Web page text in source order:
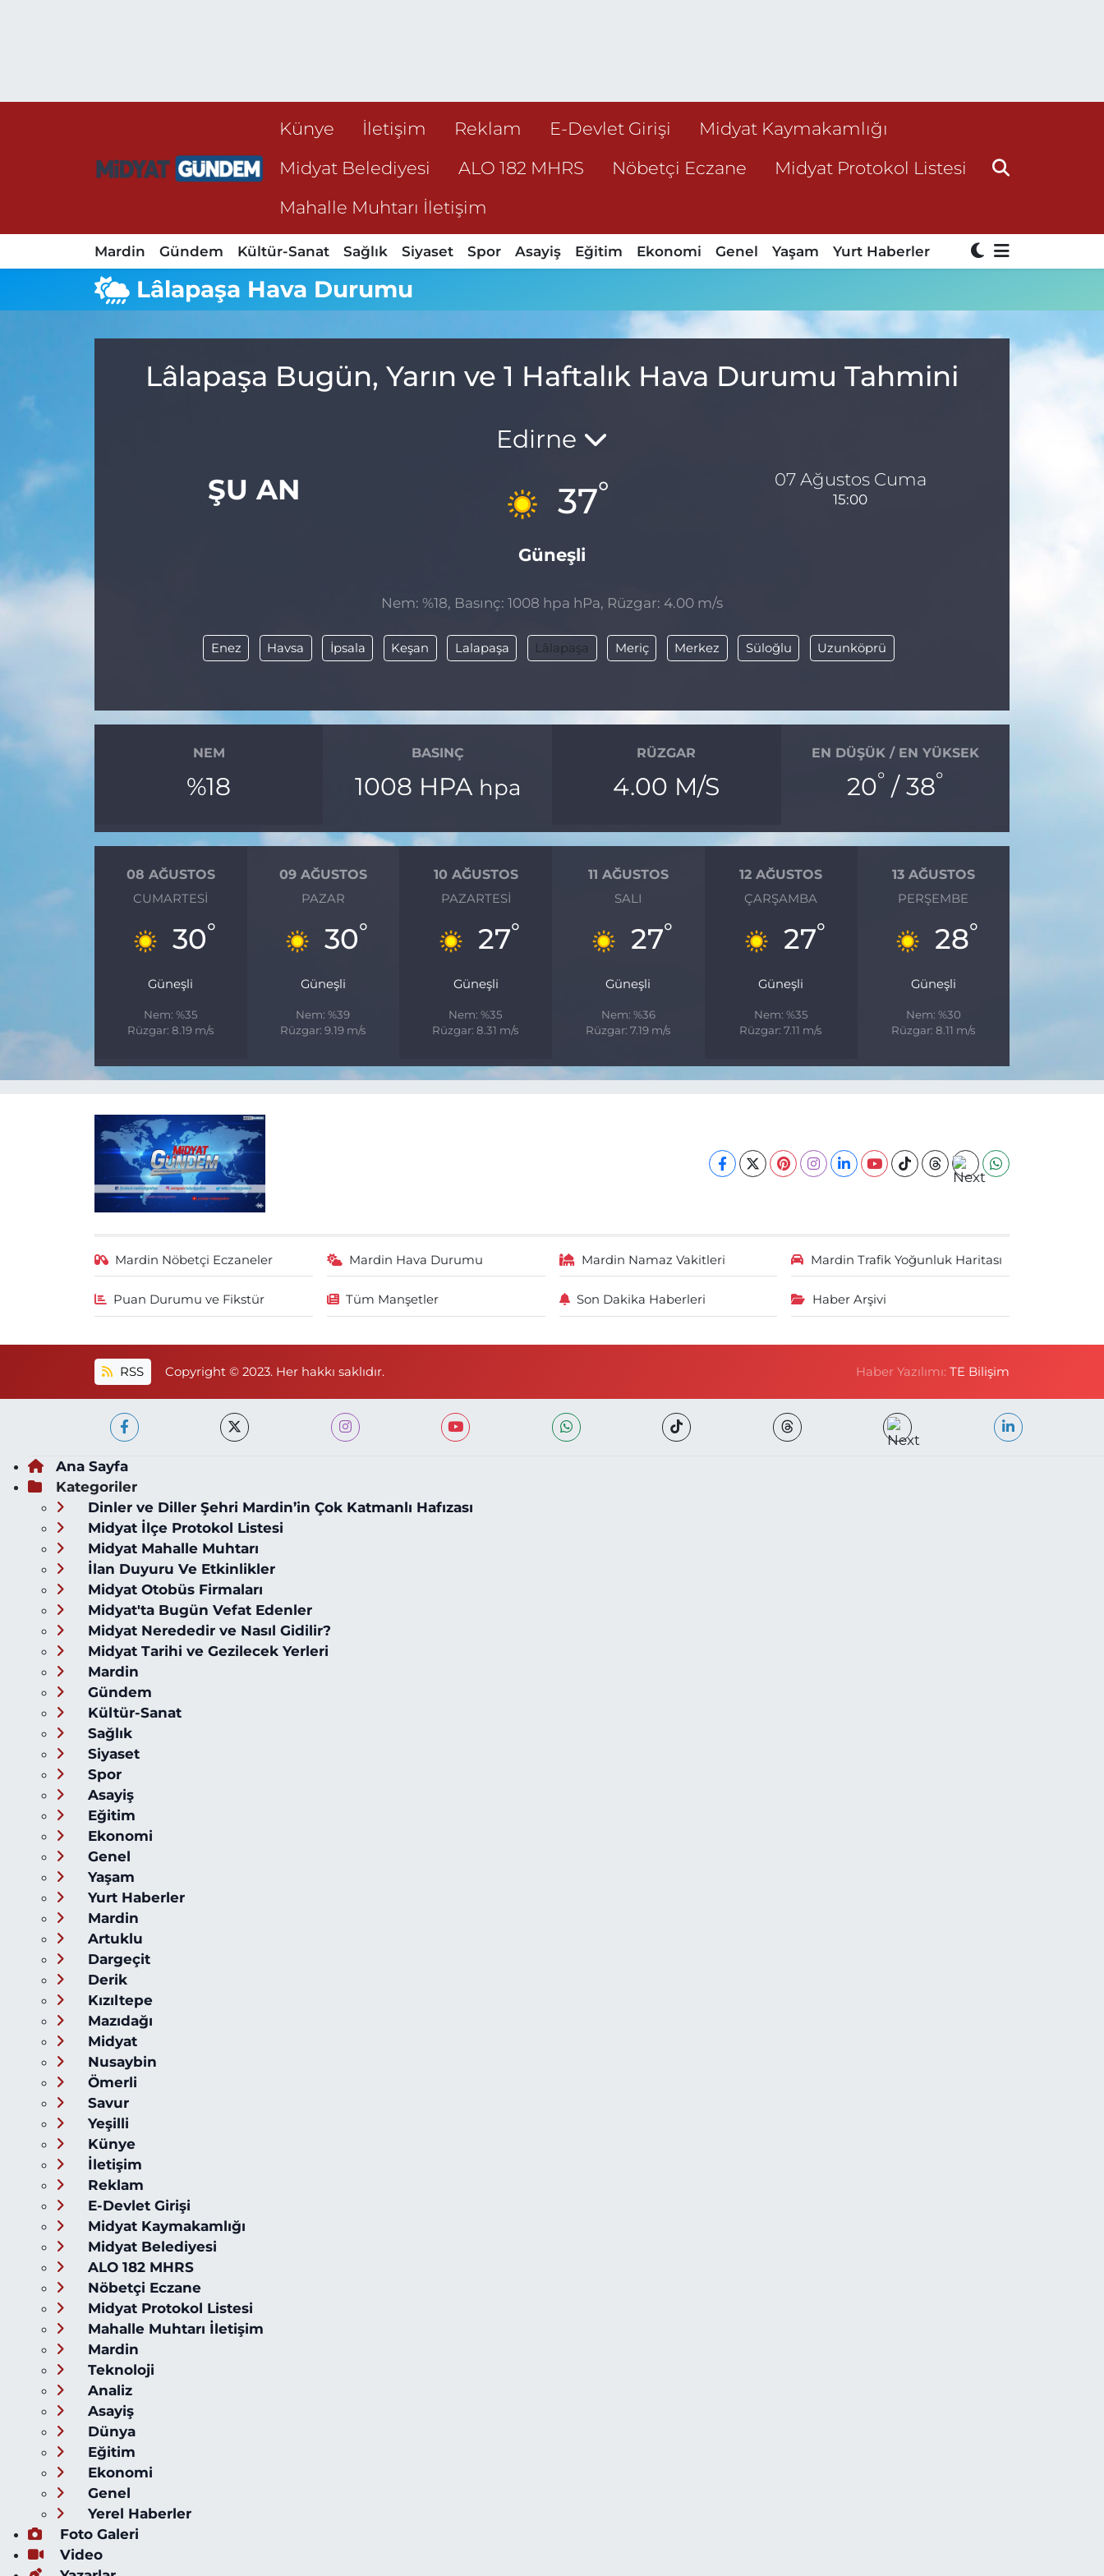
Künye İletişim Reklam E-Devlet Girişi
Midyat Kaymakamlığı
Midyat Belediyesi
ALO 182 MHRS Nöbetçi Eczane
Midyat Protokol Listesi
Mahalle Muhtarı İletişim
Mardin Gündem Kültür-Sanat Sağlık Siyaset Spor Asayiş Eğitim Ekonomi Genel Yaşam Yurt Haberler
Lâlapaşa Hava Durumu
Lâlapaşa Bugün, Yarın ve 1 Haftalık Hava Durumu Tahmini
ŞU AN
Edirne
37°
Güneşli
07 Ağustos Cuma
15:00
Nem: %18, Basınç: 1008 hpa hPa, Rüzgar: 4.00 m/s
Enez Havsa İpsala Keşan Lalapaşa Lâlapaşa Meriç Merkez Süloğlu Uzunköprü
NEM
%18
BASINÇ
1008 HPA hpa
RÜZGAR
4.00 M/S
EN DÜŞÜK / EN YÜKSEK
20° / 38°
08 AĞUSTOS
CUMARTESI
30°
Güneşli
Nem: %35
Rüzgar: 8.19 m/s
09 AĞUSTOS
PAZAR
30°
Güneşli
Nem: %39
Rüzgar: 9.19 m/s
10 AĞUSTOS
PAZARTESI
27°
Güneşli
Nem: %35
Rüzgar: 8.31 m/s
11 AĞUSTOS
SALI
27°
Güneşli
Nem: %36
Rüzgar: 7.19 m/s
12 AĞUSTOS
ÇARŞAMBA
27°
Güneşli
Nem: %35
Rüzgar: 7.11 m/s
13 AĞUSTOS
PERŞEMBE
28°
Güneşli
Nem: %30
Rüzgar: 8.11 m/s
Mardin Nöbetçi Eczaneler Mardin Hava Durumu Mardin Namaz Vakitleri Mardin Trafik Yoğunluk Haritası
Puan Durumu ve Fikstür Tüm Manşetler Son Dakika Haberleri Haber Arşivi
RSS Copyright © 2023. Her hakkı saklıdır. Haber Yazılımı:TE Bilişim
Ana Sayfa
Kategoriler
Dinler ve Diller Şehri Mardin’in Çok Katmanlı Hafızası
Midyat İlçe Protokol Listesi
Midyat Mahalle Muhtarı
İlan Duyuru Ve Etkinlikler
Midyat Otobüs Firmaları
Midyat'ta Bugün Vefat Edenler
Midyat Nerededir ve Nasıl Gidilir?
Midyat Tarihi ve Gezilecek Yerleri
Mardin
Gündem
Kültür-Sanat
Sağlık
Siyaset
Spor
Asayiş
Eğitim
Ekonomi
Genel
Yaşam
Yurt Haberler
Mardin
Artuklu
Dargeçit
Derik
Kızıltepe
Mazıdağı
Midyat
Nusaybin
Ömerli
Savur
Yeşilli
Künye
İletişim
Reklam
E-Devlet Girişi
Midyat Kaymakamlığı
Midyat Belediyesi
ALO 182 MHRS
Nöbetçi Eczane
Midyat Protokol Listesi
Mahalle Muhtarı İletişim
Mardin
Teknoloji
Analiz
Asayiş
Dünya
Eğitim
Ekonomi
Genel
Yerel Haberler
Foto Galeri
Video